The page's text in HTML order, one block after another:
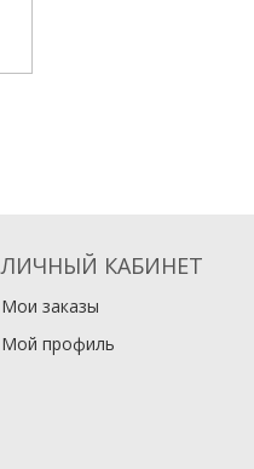
ЛИЧНЫЙ КАБИНЕТ
Мои заказы
Мой профиль